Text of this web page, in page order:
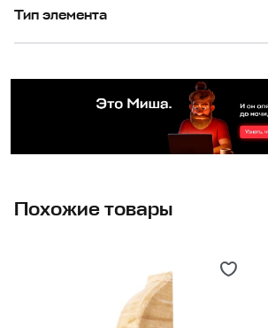
Тип элемента
Похожие товары